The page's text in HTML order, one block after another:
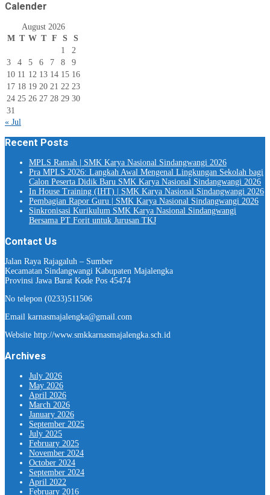
Calender
August 2026
M T W T F S
S
1
2
3
4 5 6 7 8
9
10 11 12 13 14 15 16
17 18 19 20 21 22 23
24 25 26 27 28 29 30
31
« Jul
Recent Posts
MPLS Ramah | SMK Karya Nasional Sindangwangi 2026
Pra MPLS 2026: Langkah Awal Mengenal Lingkungan Sekolah bagi
Calon Peserta Didik Baru SMK Karya Nasional Sindangwangi 2026
In House Training (IHT) | SMK Karya Nasional Sindangwangi 2026
Pembagian Rapor Guru | SMK Karya Nasional Sindangwangi 2026
Sinkronisasi Kurikulum SMK Karya Nasional Sindangwangi
Bersama PT Forit untuk Jurusan TKJ
Contact Us
Jalan Raya Rajagaluh – Sumber
Kecamatan Sindangwangi Kabupaten Majalengka
Provinsi Jawa Barat Kode Pos 45474
No telepon (0233)511506
Email karnasmajalengka@gmail.com
Website http://www.smkkarnasmajalengka.sch.id
Archives
July 2026
May 2026
April 2026
March 2026
January 2026
September 2025
July 2025
February 2025
November 2024
October 2024
September 2024
April 2022
February 2016